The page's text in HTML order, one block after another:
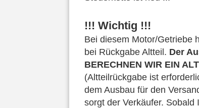
!!! Wichtig !!!
Bei diesem Motor/Getriebe
bei Rückgabe Altteil. Der
BERECHNEN WIR EIN
(Altteilrückgabe ist
dem Ausbau für den
sorgt der Verkäufer.